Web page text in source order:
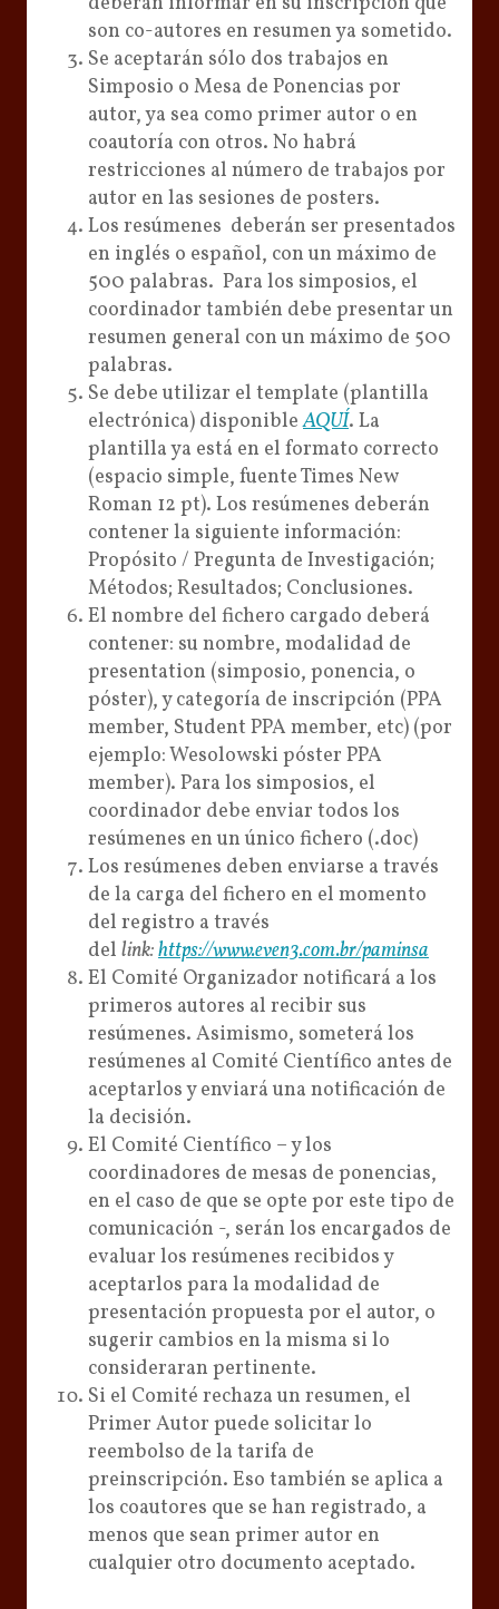
son co-autores en resumen ya sometido.
Se aceptarán sólo dos trabajos en
Simposio o Mesa de Ponencias por
autor, ya sea como primer autor o en
coautoría con otros. No habrá
restricciones al número de trabajos por
autor en las sesiones de posters.
Los resúmenes deberán ser presentados
en inglés o español, con un máximo de
500 palabras. Para los simposios, el
coordinador también debe presentar un
resumen general con un máximo de 500
palabras.
Se debe utilizar el template (plantilla
electrónica) disponibleAQUÍ. La
plantilla ya está en el formato correcto
(espacio simple, fuente Times New
Roman 12 pt). Los resúmenes deberán
contener la siguiente información:
Propósito / Pregunta de Investigación;
Métodos; Resultados; Conclusiones.
El nombre del fichero cargado deberá
contener: su nombre, modalidad de
presentation (simposio, ponencia, o
póster), y categoría de inscripción (PPA
member, Student PPA member, etc) (por
ejemplo: Wesolowski póster PPA
member). Para los simposios, el
coordinador debe enviar todos los
resúmenes en un único fichero (.doc)
Los resúmenes deben enviarse a través
de la carga del fichero en el momento
del registro a través
del link:https://www.even3.com.br/paminsa
El Comité Organizador notificará a los
primeros autores al recibir sus
resúmenes. Asimismo, someterá los
resúmenes al Comité Científico antes de
aceptarlos y enviará una notificación de
la decisión.
El Comité Científico – y los
coordinadores de mesas de ponencias,
en el caso de que se opte por este tipo de
comunicación -, serán los encargados de
evaluar los resúmenes recibidos y
aceptarlos para la modalidad de
presentación propuesta por el autor, o
sugerir cambios en la misma si lo
consideraran pertinente.
Si el Comité rechaza un resumen, el
Primer Autor puede solicitar lo
reembolso de la tarifa de
preinscripción. Eso también se aplica a
los coautores que se han registrado, a
menos que sean primer autor en
cualquier otro documento aceptado.